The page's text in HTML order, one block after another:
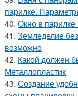
парилке.
40. Окно в
41. Земледелие
возможно
42. Какой должен
Металлопластик
43. Создание